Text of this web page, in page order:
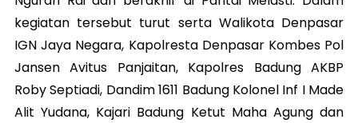
kegiatan tersebut turut serta Walikota Denpasar
IGN Jaya Negara, Kapolresta Denpasar Kombes Pol
Jansen Avitus Panjaitan, Kapolres Badung AKBP
Roby Septiadi, Dandim 1611 Badung Kolonel Inf I Made
Alit Yudana, Kajari Badung Ketut Maha Agung dan